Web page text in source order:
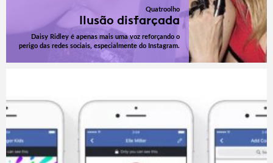
Quatroolho
Ilusão disfarçada
Daisy Ridley é apenas mais uma voz reforçando o
perigo das redes sociais, especialmente do Instagram.